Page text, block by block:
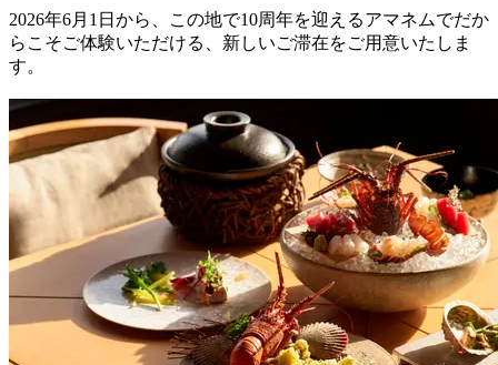
2026年6月1日から、この地で10周年を迎えるアマネムでだか
らこそご体験いただける、新しいご滞在をご用意いたしま
す。